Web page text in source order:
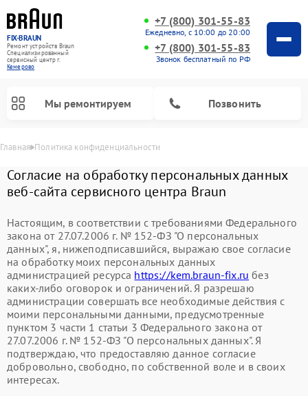
FIX-BRAUN
Ремонт устройств Braun
Специализированный
cервисный центр г.
Кемерово
+7 (800) 301-55-83
Ежедневно, с 10:00 до 20:00
+7 (800) 301-55-83
Звонок бесплатный по РФ
Мы ремонтируем Позвонить
Главная Политика конфиденциальности
Согласие на обработку персональных данных
веб-сайта сервисного центра Braun
Настоящим, в соответствии с требованиями Федерального
закона от 27.07.2006 г. № 152-ФЗ "О персональных
данных", я, нижеподписавшийся, выражаю свое согласие
на обработку моих персональных данных
администрацией ресурса https://kem.braun-fix.ru без
каких-либо оговорок и ограничений. Я разрешаю
администрации совершать все необходимые действия с
моими персональными данными, предусмотренные
пунктом 3 части 1 статьи 3 Федерального закона от
27.07.2006 г. № 152-ФЗ "О персональных данных". Я
подтверждаю, что предоставляю данное согласие
добровольно, свободно, по собственной воле и в своих
интересах.